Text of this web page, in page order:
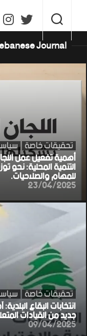
content
Journal
تحقيقات خاصة
أهمية تفعيل عمل
التنمية المحلية: نحو
للمهام والصلاحيات.
23/04/2025
تحقيقات خاصة
انتخابات البقاع
جديد من القيادات
09/04/2025